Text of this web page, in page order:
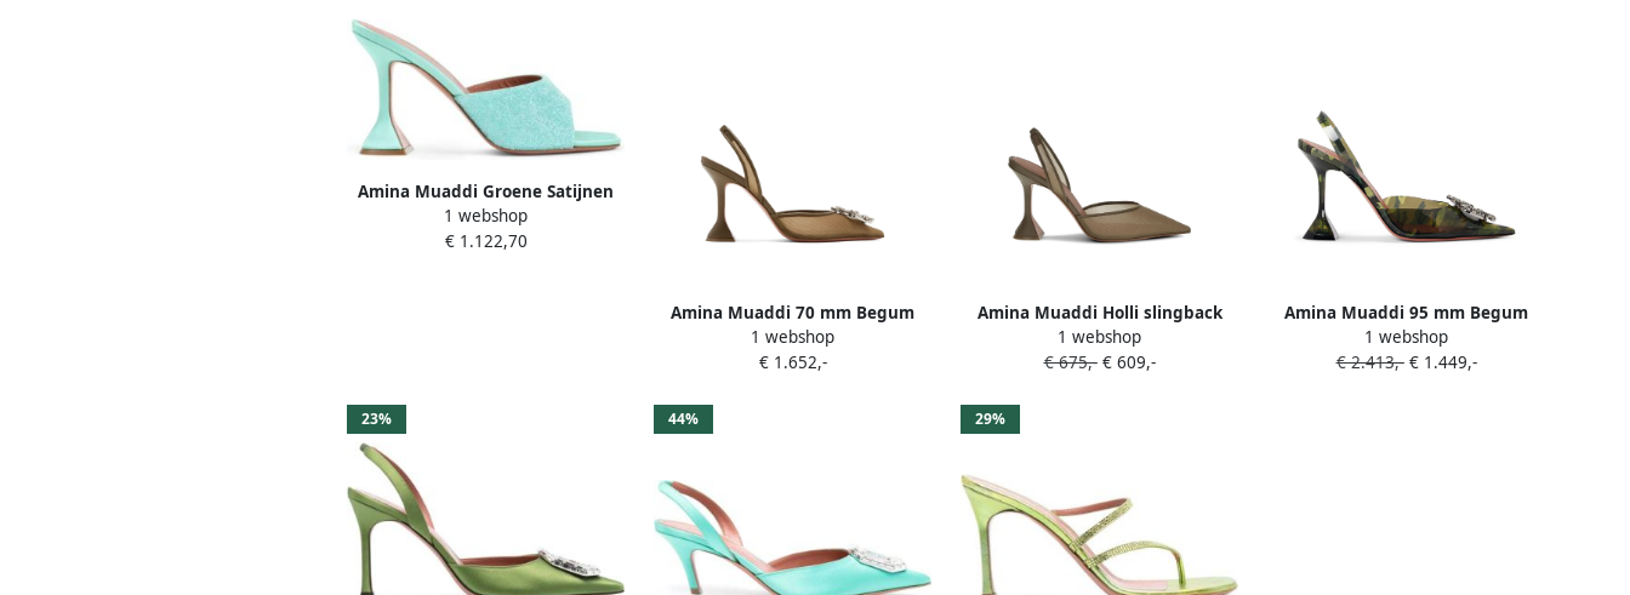
Amina Muaddi Groene Satijnen
Kristal Sandalen Elegante Stijl
1 webshop
€ 1.122,70
Amina Muaddi 70 mm Begum
pumps Groen
1 webshop
€ 1.652,-
Amina Muaddi Holli slingback
sandalen met mesh Groen
1 webshop
€ 675,-€ 609,-
Amina Muaddi 95 mm Begum
pumps Groen
1 webshop
€ 2.413,-€ 1.449,-
23% 44% 29%